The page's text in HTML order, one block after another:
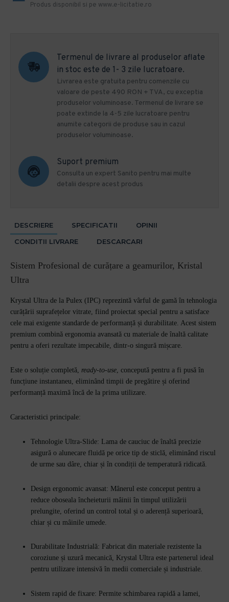
Produs disponibil si pe www.e-licitatie.ro
Termenul de livrare al produselor aflate
in stoc este de 1- 3 zile lucratoare.
Livrarea este gratuita pentru comenzile cu
valoare de peste 490 RON + TVA, cu exceptia
produselor voluminoase. Termenul de livrare se
poate extinde la 4-5 zile lucratoare pentru
anumite categorii de produse sau in cazul
produselor voluminoase.
Suport premium
Consulta un expert Sanito pentru mai multe
detalii despre acest produs
DESCRIERE SPECIFICATII
OPINII
CONDITII LIVRARE
DESCARCARI
Sistem Profesional de curățare a geamurilor, Kristal
Ultra
Krystal Ultra de la Pulex (IPC) reprezintă vârful de gamă în tehnologia
curățării suprafețelor vitrate, fiind proiectat special pentru a satisface
cele mai exigente standarde de performanță și durabilitate. Acest sistem
premium combină ergonomia avansată cu materiale de înaltă calitate
pentru a oferi rezultate impecabile, dintr-o singură mișcare.
Este o soluție completă, ready-to-use , concepută pentru a fi pusă în
funcțiune instantaneu, eliminând timpii de pregătire și oferind
performanță maximă încă de la prima utilizare.
Caracteristici principale:
Tehnologie Ultra-Slide: Lama de cauciuc de înaltă precizie
asigură o alunecare fluidă pe orice tip de sticlă, eliminând riscul
de urme sau dâre, chiar și în condiții de temperatură ridicată.
Design ergonomic avansat: Mânerul este conceput pentru a
reduce oboseala încheieturii mâinii în timpul utilizării
prelungite, oferind un control total și o aderență superioară,
chiar și cu mâinile umede.
Durabilitate Industrială: Fabricat din materiale rezistente la
coroziune și uzură mecanică, Krystal Ultra este partenerul ideal
pentru utilizare intensivă în medii comerciale și industriale.
Sistem rapid de fixare: Permite schimbarea rapidă a lamei,